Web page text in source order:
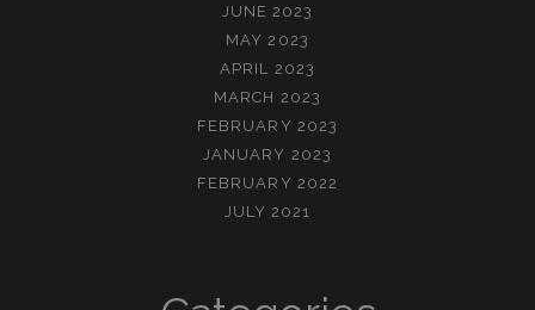
JUNE 2023
MAY 2023
APRIL 2023
MARCH 2023
FEBRUARY 2023
JANUARY 2023
FEBRUARY 2022
JULY 2021